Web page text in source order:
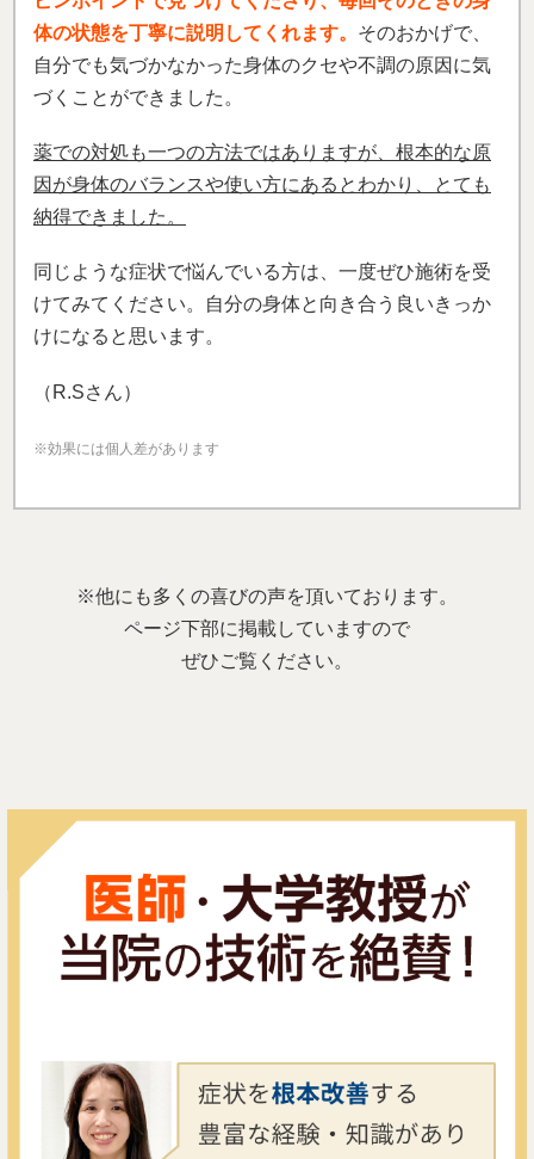
体の状態を丁寧に説明してくれます。 そのおかげで、
自分でも気づかなかった身体のクセや不調の原因に気
づくことができました。
薬での対処も一つの方法ではありますが、根本的な原
因が身体のバランスや使い方にあるとわかり、とても
納得できました。
同じような症状で悩んでいる方は、一度ぜひ施術を受
けてみてください。自分の身体と向き合う良いきっか
けになると思います。
（R.Sさん）
※効果には個人差があります
※他にも多くの喜びの声を頂いております。
ページ下部に掲載していますので
ぜひご覧ください。